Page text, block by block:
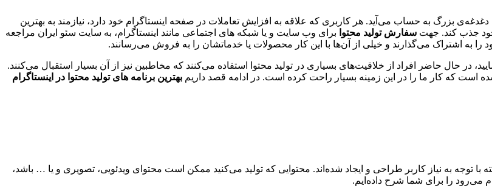
بزرگ به حساب می‌آید. هر کاربری که علاقه به افزایش تعاملات در صفحه اینستاگرام خود دارد، نیازمند به بهترین
خود جذب کند. جهت سفارش تولید محتوا برای وب سایت و یا شبکه های اجتماعی مانند اینستاگرام، به سایت سئو ایران مراجعه
در حال حاضر افراد از خلاقیت‌های بسیاری در تولید محتوا استفاده می‌کنند که مخاطبین نیز از آن بسیار استقبال می‌کنند.
است که کار ما را در این زمینه بسیار راحت کرده است. در ادامه قصد داریم بهترین برنامه های تولید محتوا در اینستاگرام
توجه به نیاز کاربر طراحی و ایجاد شده‌اند. محتوایی که تولید می‌کنید ممکن است محتوای ویدئویی، تصویری و یا … باشد،
می‌رود را برای شما شرح داده‌ایم.